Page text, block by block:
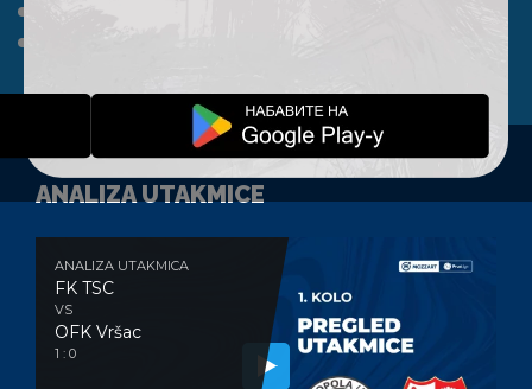
ANALIZA UTAKMICE
ANALIZA UTAKMICA
FK TSC
VS
OFK Vršac
1 : 0